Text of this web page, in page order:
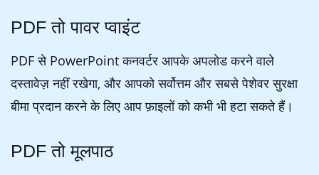
PDF तो पावर प्वाइंट
PDF से PowerPoint कनवर्टर आपके अपलोड करने वाले
दस्तावेज़ नहीं रखेगा, और आपको सर्वोत्तम और सबसे पेशेवर सुरक्षा
बीमा प्रदान करने के लिए आप फ़ाइलों को कभी भी हटा सकते हैं।
PDF तो मूलपाठ